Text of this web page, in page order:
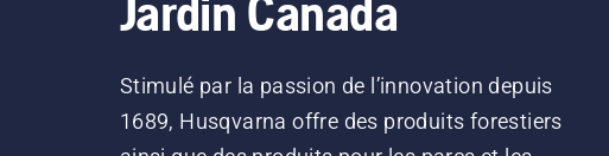
Jardin Canada
Stimulé par la passion de l’innovation depuis
1689, Husqvarna offre des produits forestiers